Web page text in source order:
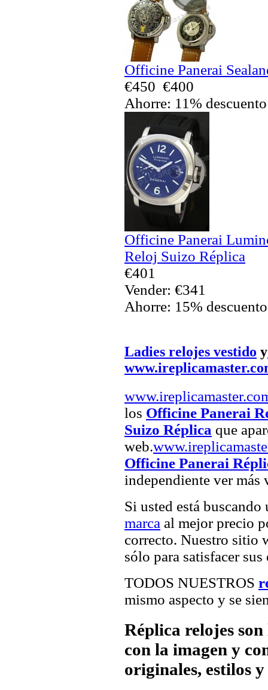
Officine Panerai
€450 €400
Ahorre: 11% descuento
Officine Panerai
Reloj Suizo Réplica
€401
Vender: €341
Ahorre: 15% descuento
Ladies relojes vestido y
los Officine Panerai
Suizo Réplica que
web.
Officine Panerai
independiente ver más
Si usted está
marca al mejor precio
correcto. Nuestro sitio
sólo para satisfacer
TODOS NUESTROS
mismo aspecto y se
Réplica relojes
con la imagen y
originales, estilos